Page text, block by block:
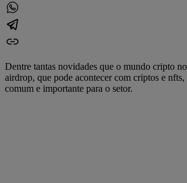
Dentre tantas novidades que o mundo cripto
airdrop, que pode acontecer com criptos e nfts,
comum e importante para o setor.